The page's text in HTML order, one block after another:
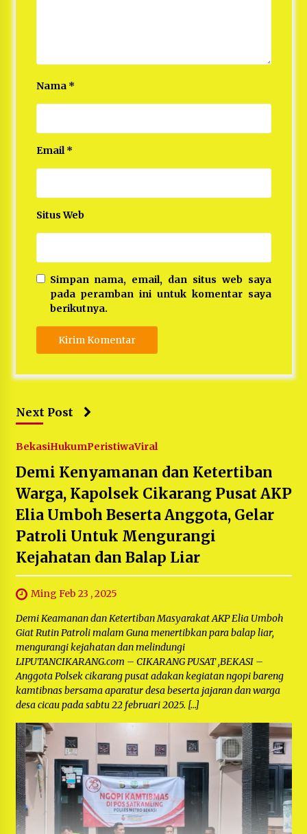
Nama *
Email *
Situs Web
Simpan nama, email, dan situs web saya
pada peramban ini untuk komentar saya
berikutnya.
Next Post
BekasiHukumPeristiwaViral
Demi Kenyamanan dan Ketertiban
Warga, Kapolsek Cikarang Pusat AKP
Elia Umboh Beserta Anggota, Gelar
Patroli Untuk Mengurangi
Kejahatan dan Balap Liar
Ming Feb 23 , 2025
Demi Keamanan dan Ketertiban Masyarakat AKP Elia Umboh
Giat Rutin Patroli malam Guna menertibkan para balap liar,
mengurangi kejahatan dan melindungi
LIPUTANCIKARANG.com – CIKARANG PUSAT ,BEKASI –
Anggota Polsek cikarang pusat adakan kegiatan ngopi bareng
kamtibnas bersama aparatur desa beserta jajaran dan warga
desa cicau pada sabtu 22 februari 2025. […]